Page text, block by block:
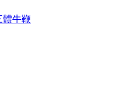
體牛鞭